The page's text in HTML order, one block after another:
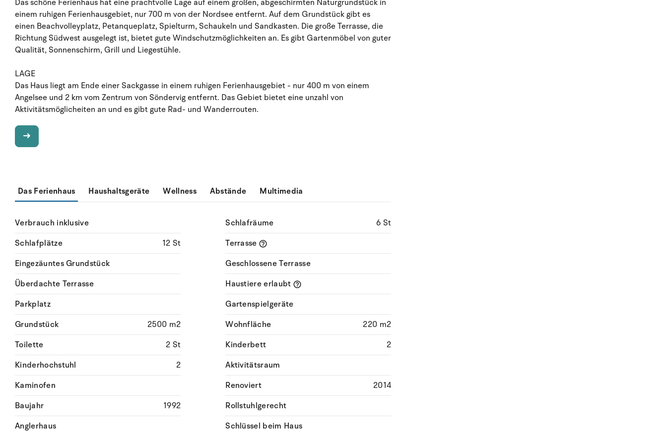
Das schöne Ferienhaus hat eine prachtvolle Lage auf einem großen, abgeschirmten Naturgrundstück in
einem ruhigen Ferienhausgebiet, nur 700 m von der Nordsee entfernt. Auf dem Grundstück gibt es
einen Beachvolleyplatz, Petanqueplatz, Spielturm, Schaukeln und Sandkasten. Die große Terrasse, die
Richtung Südwest ausgelegt ist, bietet gute Windschutzmöglichkeiten an. Es gibt Gartenmöbel von guter
Qualität, Sonnenschirm, Grill und Liegestühle.
LAGE
Das Haus liegt am Ende einer Sackgasse in einem ruhigen Ferienhausgebiet - nur 400 m von einem
Angelsee und 2 km vom Zentrum von Söndervig entfernt. Das Gebiet bietet eine unzahl von
Aktivitätsmöglicheiten an und es gibt gute Rad- und Wanderrouten.
Das Ferienhaus Haushaltsgeräte Wellness Abstände Multimedia
Verbrauch inklusive
Schlafplätze
12 St
Eingezäuntes Grundstück
Überdachte Terrasse
Parkplatz
Grundstück
2500 m2
Toilette
2 St
Kinderhochstuhl
2
Kaminofen
Baujahr
1992
Anglerhaus
Schlafräume
6 St
Terrasse
Geschlossene Terrasse
Haustiere erlaubt
Gartenspielgeräte
Wohnfläche
220 m2
Kinderbett
2
Aktivitätsraum
Renoviert
2014
Rollstuhlgerecht
Schlüssel beim Haus